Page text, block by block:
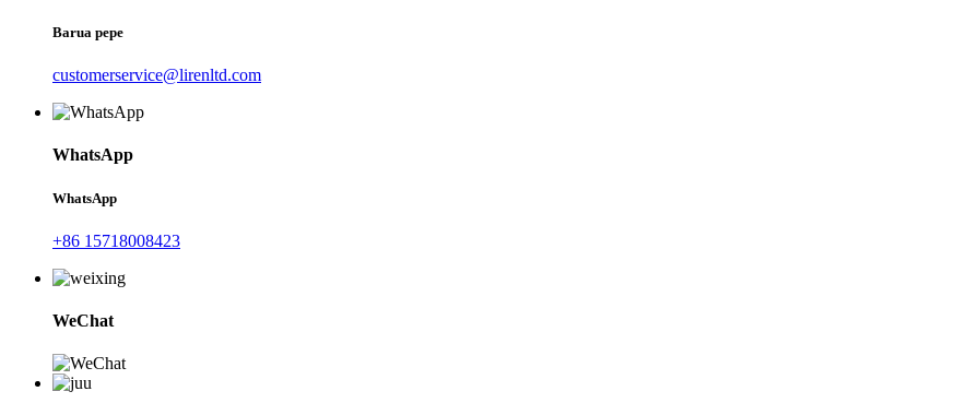
Barua pepe
customerservice@lirenltd.com
WhatsApp
WhatsApp
+86 15718008423
WeChat